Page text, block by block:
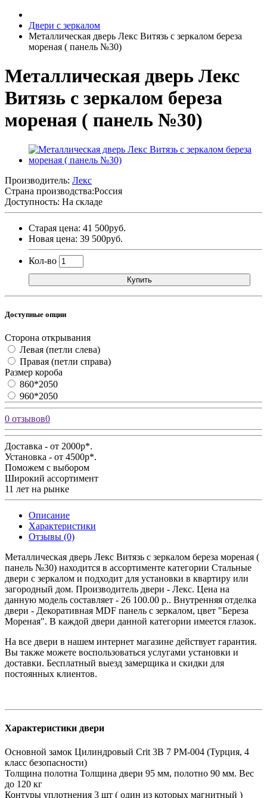
Двери с зеркалом
Металлическая дверь Лекс Витязь с зеркалом береза
мореная ( панель №30)
Металлическая дверь Лекс
Витязь с зеркалом береза
мореная ( панель №30)
Производитель: Лекс
Страна производства:Россия
Доступность: На складе
Старая цена: 41 500руб.
Новая цена: 39 500руб.
Кол-во
Купить
Доступные опции
Сторона открывания
Левая (петли слева)
Правая (петли справа)
Размер короба
860*2050
960*2050
0 отзывов0
Доставка - от 2000р*.
Установка - от 4500р*.
Поможем с выбором
Широкий ассортимент
11 лет на рынке
Описание
Характеристики
Отзывы (0)
Металлическая дверь Лекс Витязь с зеркалом береза мореная (
панель №30) находится в ассортименте категории Стальные
двери с зеркалом и подходит для установки в квартиру или
загородный дом. Производитель двери - Лекс. Цена на
данную модель составляет - 26 100.00 р.. Внутренняя отделка
двери - Декоративная MDF панель с зеркалом, цвет "Береза
Мореная". В каждой двери данной категории имеется глазок.
На все двери в нашем интернет магазине действует гарантия.
Вы также можете воспользоваться услугами установки и
доставки. Бесплатный выезд замерщика и скидки для
постоянных клиентов.
Характеристики двери
Основной замок Цилиндровый Crit 3В 7 РМ-004 (Турция, 4
класс безопасности)
Толщина полотна Толщина двери 95 мм, полотно 90 мм. Вес
до 120 кг
Контуры уплотнения 3 шт ( один из которых магнитный )